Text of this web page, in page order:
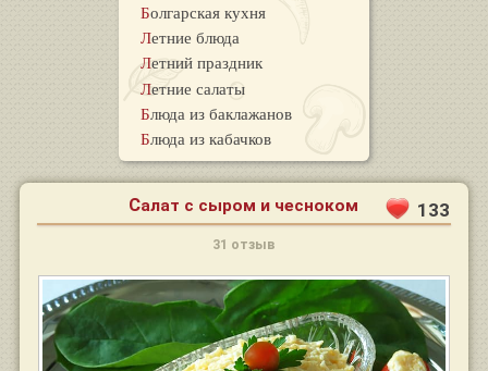
Болгарская кухня
Летние блюда
Летний праздник
Летние салаты
Блюда из баклажанов
Блюда из кабачков
Салат с сыром и чесноком 133
31 отзыв